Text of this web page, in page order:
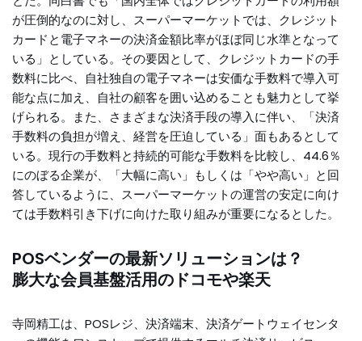
が圧倒的なのに対し、スーパーマーケットでは、クレジット
カードと電子マネーの決済金額比率がほぼ同じ水準となって
いる」としている。その要因として、クレジットカードの手
数料に比べ、自社独自の電子マネーは安価な手数料で導入可
能な点に加え、自社の顧客を囲い込めることも魅力として挙
げられる。また、さまざまな決済手段の導入に伴い、「決済
手数料の負担が増え、経営を圧迫している」面もあるとして
いる。現行の手数料と持続的可能な手数料を比較し、44.6％
にのぼる企業が、「大幅に高い」もしくは「やや高い」と回
答しているように、スーパーマーケットの運営の安定に向け
ては手数料引き下げに向けた取り組みが重要になるとした。
POSベンダーの最新ソリューションは？
膨大な会員基盤活用のドコモや楽天
寺岡精工は、POSレジ、決済端末、決済ゲートウェイセンタ